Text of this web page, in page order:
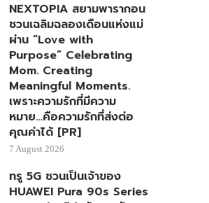
NEXTOPIA สยามพารากอน
ชวนเฉลิมฉลองเดือนแห่งแม่
ผ่าน “Love with
Purpose” Celebrating
Mom. Creating
Meaningful Moments.
เพราะความรักที่มีความ
หมาย…คือความรักที่ส่งต่อ
คุณค่าได้ [PR]
7 August 2026
ทรู 5G ชวนเป็นเจ้าของ
HUAWEI Pura 90s Series